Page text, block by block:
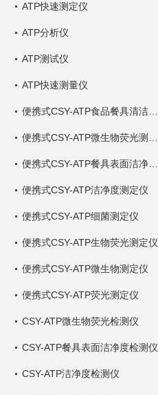
ATP快速测定仪
ATP分析仪
ATP测试仪
ATP快速测量仪
便携式CSY-ATP洁净度测定仪
便携式CSY-ATP细菌测定仪
便携式CSY-ATP生物荧光测定仪
便携式CSY-ATP微生物测定仪
便携式CSY-ATP荧光测定仪
CSY-ATP微生物荧光检测仪
CSY-ATP餐具表面洁净度检测仪
CSY-ATP洁净度检测仪